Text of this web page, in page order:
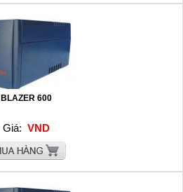
BLAZER 600
Giá: VND